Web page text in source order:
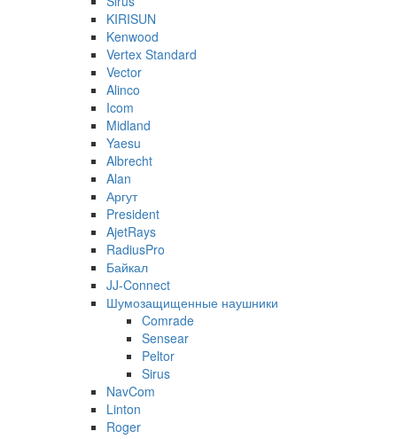
KIRISUN
Kenwood
Vertex Standard
Vector
Alinco
Icom
Midland
Yaesu
Albrecht
Alan
Аргут
President
AjetRays
RadiusPro
Байкал
JJ-Connect
Шумозащищенные наушники
Comrade
Sensear
Peltor
Sirus
NavCom
Linton
Roger